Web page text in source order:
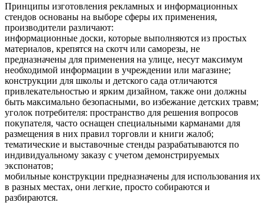
Принципы изготовления рекламных и информационных
стендов основаны на выборе сферы их применения,
производители различают:
информационные доски, которые выполняются из простых
материалов, крепятся на скотч или саморезы, не
предназначены для применения на улице, несут максимум
необходимой информации в учреждении или магазине;
конструкции для школы и детского сада отличаются
привлекательностью и ярким дизайном, также они должны
быть максимально безопасными, во избежание детских травм;
уголок потребителя: пространство для решения вопросов
покупателя, часто оснащен специальными карманами для
размещения в них правил торговли и книги жалоб;
тематические и выставочные стенды разрабатываются по
индивидуальному заказу с учетом демонстрируемых
экспонатов;
мобильные конструкции предназначены для использования их
в разных местах, они легкие, просто собираются и
разбираются.